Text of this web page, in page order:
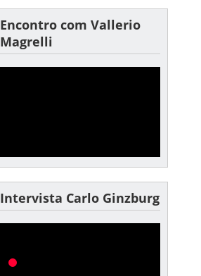
Encontro com Vallerio
Magrelli
Intervista Carlo Ginzburg